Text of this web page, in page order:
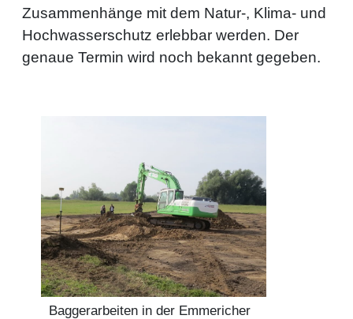
Zusammenhänge mit dem Natur-, Klima- und
Hochwasserschutz erlebbar werden. Der
genaue Termin wird noch bekannt gegeben.
Baggerarbeiten in der Emmericher